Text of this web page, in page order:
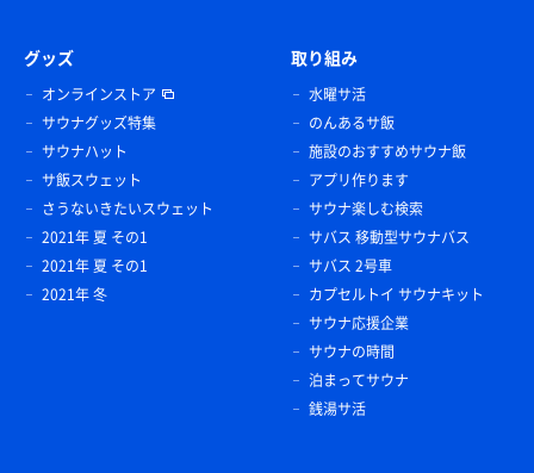
グッズ
オンラインストア
サウナグッズ特集
サウナハット
サ飯スウェット
さうないきたいスウェット
2021年 夏 その1
2021年 夏 その1
2021年 冬
取り組み
水曜サ活
のんあるサ飯
施設のおすすめサウナ飯
アプリ作ります
サウナ楽しむ検索
サバス 移動型サウナバス
サバス 2号車
カプセルトイ サウナキット
サウナ応援企業
サウナの時間
泊まってサウナ
銭湯サ活